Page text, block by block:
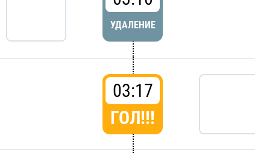
УДАЛЕНИЕ
03:17
ГОЛ!!!